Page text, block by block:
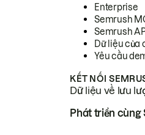
Enterprise
Semrush
Semrush
Dữ liệu của
Yêu cầu
KẾT NỐI
Dữ liệu về lưu
Phát triển cùng